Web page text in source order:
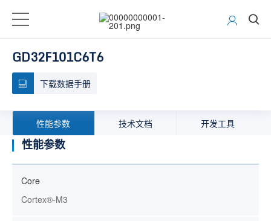
GD32F101C6T6
下载数据手册
性能参数 技术文档 开发工具
性能参数
Core
Cortex®-M3